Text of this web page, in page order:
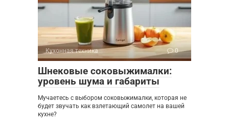
Кухонная техника 0
Шнековые соковыжималки:
уровень шума и габариты
Мучаетесь с выбором соковыжималки, которая не
будет звучать как взлетающий самолет на вашей
кухне?